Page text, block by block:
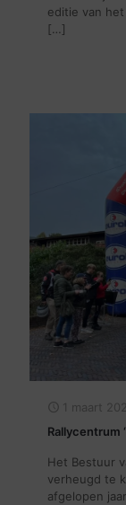
editie van het
[…]
1 maart
Rallycentrum
Het Bestuur
verheugd te
afgelopen